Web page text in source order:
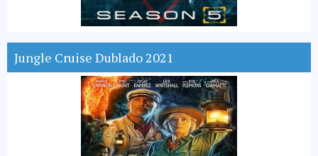
Jungle Cruise Dublado 2021